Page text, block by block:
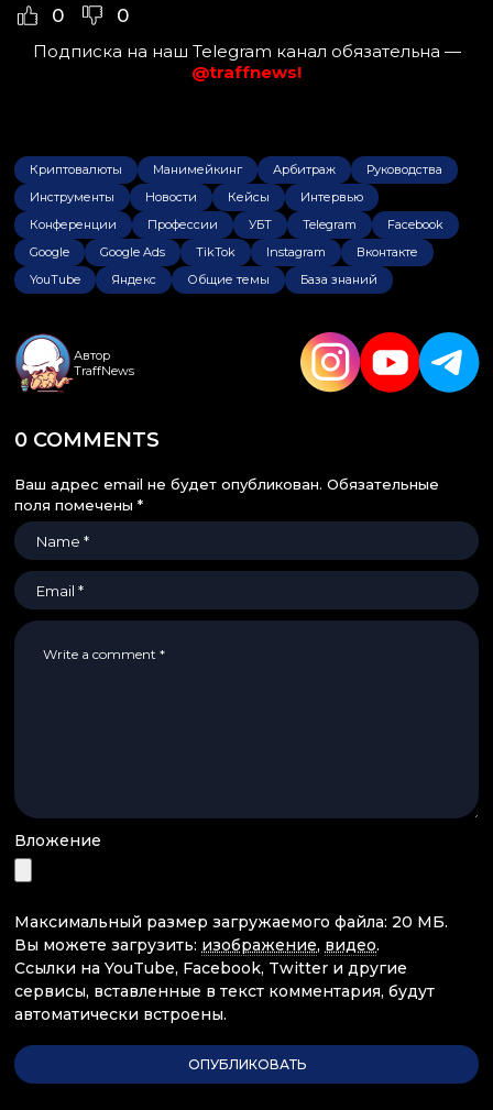
0 0
Подписка на наш Telegram канал обязательна —
@traffnews!
Криптовалюты Манимейкинг Арбитраж
Руководства
Инструменты
Новости Кейсы
Интервью
Конференции
Профессии УБТ Telegram
Facebook
Google
Google Ads TikTok Instagram
Вконтакте
YouTube
Яндекс Общие темы База знаний
Автор
TraffNews
0 COMMENTS
Ваш адрес email не будет опубликован. Обязательные
поля помечены *
Вложение
Максимальный размер загружаемого файла: 20 МБ.
Вы можете загрузить: изображение, видео.
Ссылки на YouTube, Facebook, Twitter и другие
сервисы, вставленные в текст комментария, будут
автоматически встроены.